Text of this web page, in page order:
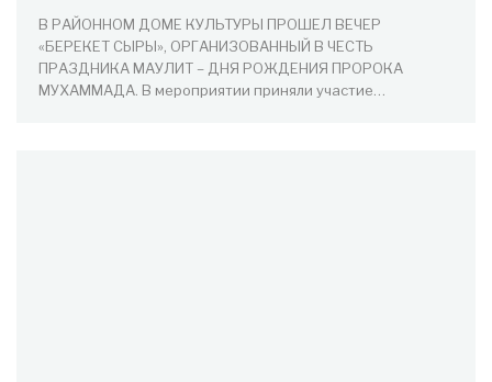
В РАЙОННОМ ДОМЕ КУЛЬТУРЫ ПРОШЕЛ ВЕЧЕР
«БЕРЕКЕТ СЫРЫ», ОРГАНИЗОВАННЫЙ В ЧЕСТЬ
ПРАЗДНИКА МАУЛИТ – ДНЯ РОЖДЕНИЯ ПРОРОКА
МУХАММАДА. В мероприятии приняли участие…